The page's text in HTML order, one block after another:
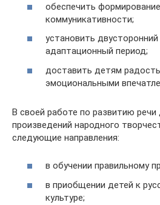
обеспечить
коммуникативности;
установить
адаптационный период;
доставить детям
эмоциональными
В своей работе по развитию
произведений народного
следующие направления:
в обучении правильному
в приобщении детей к
культуре;